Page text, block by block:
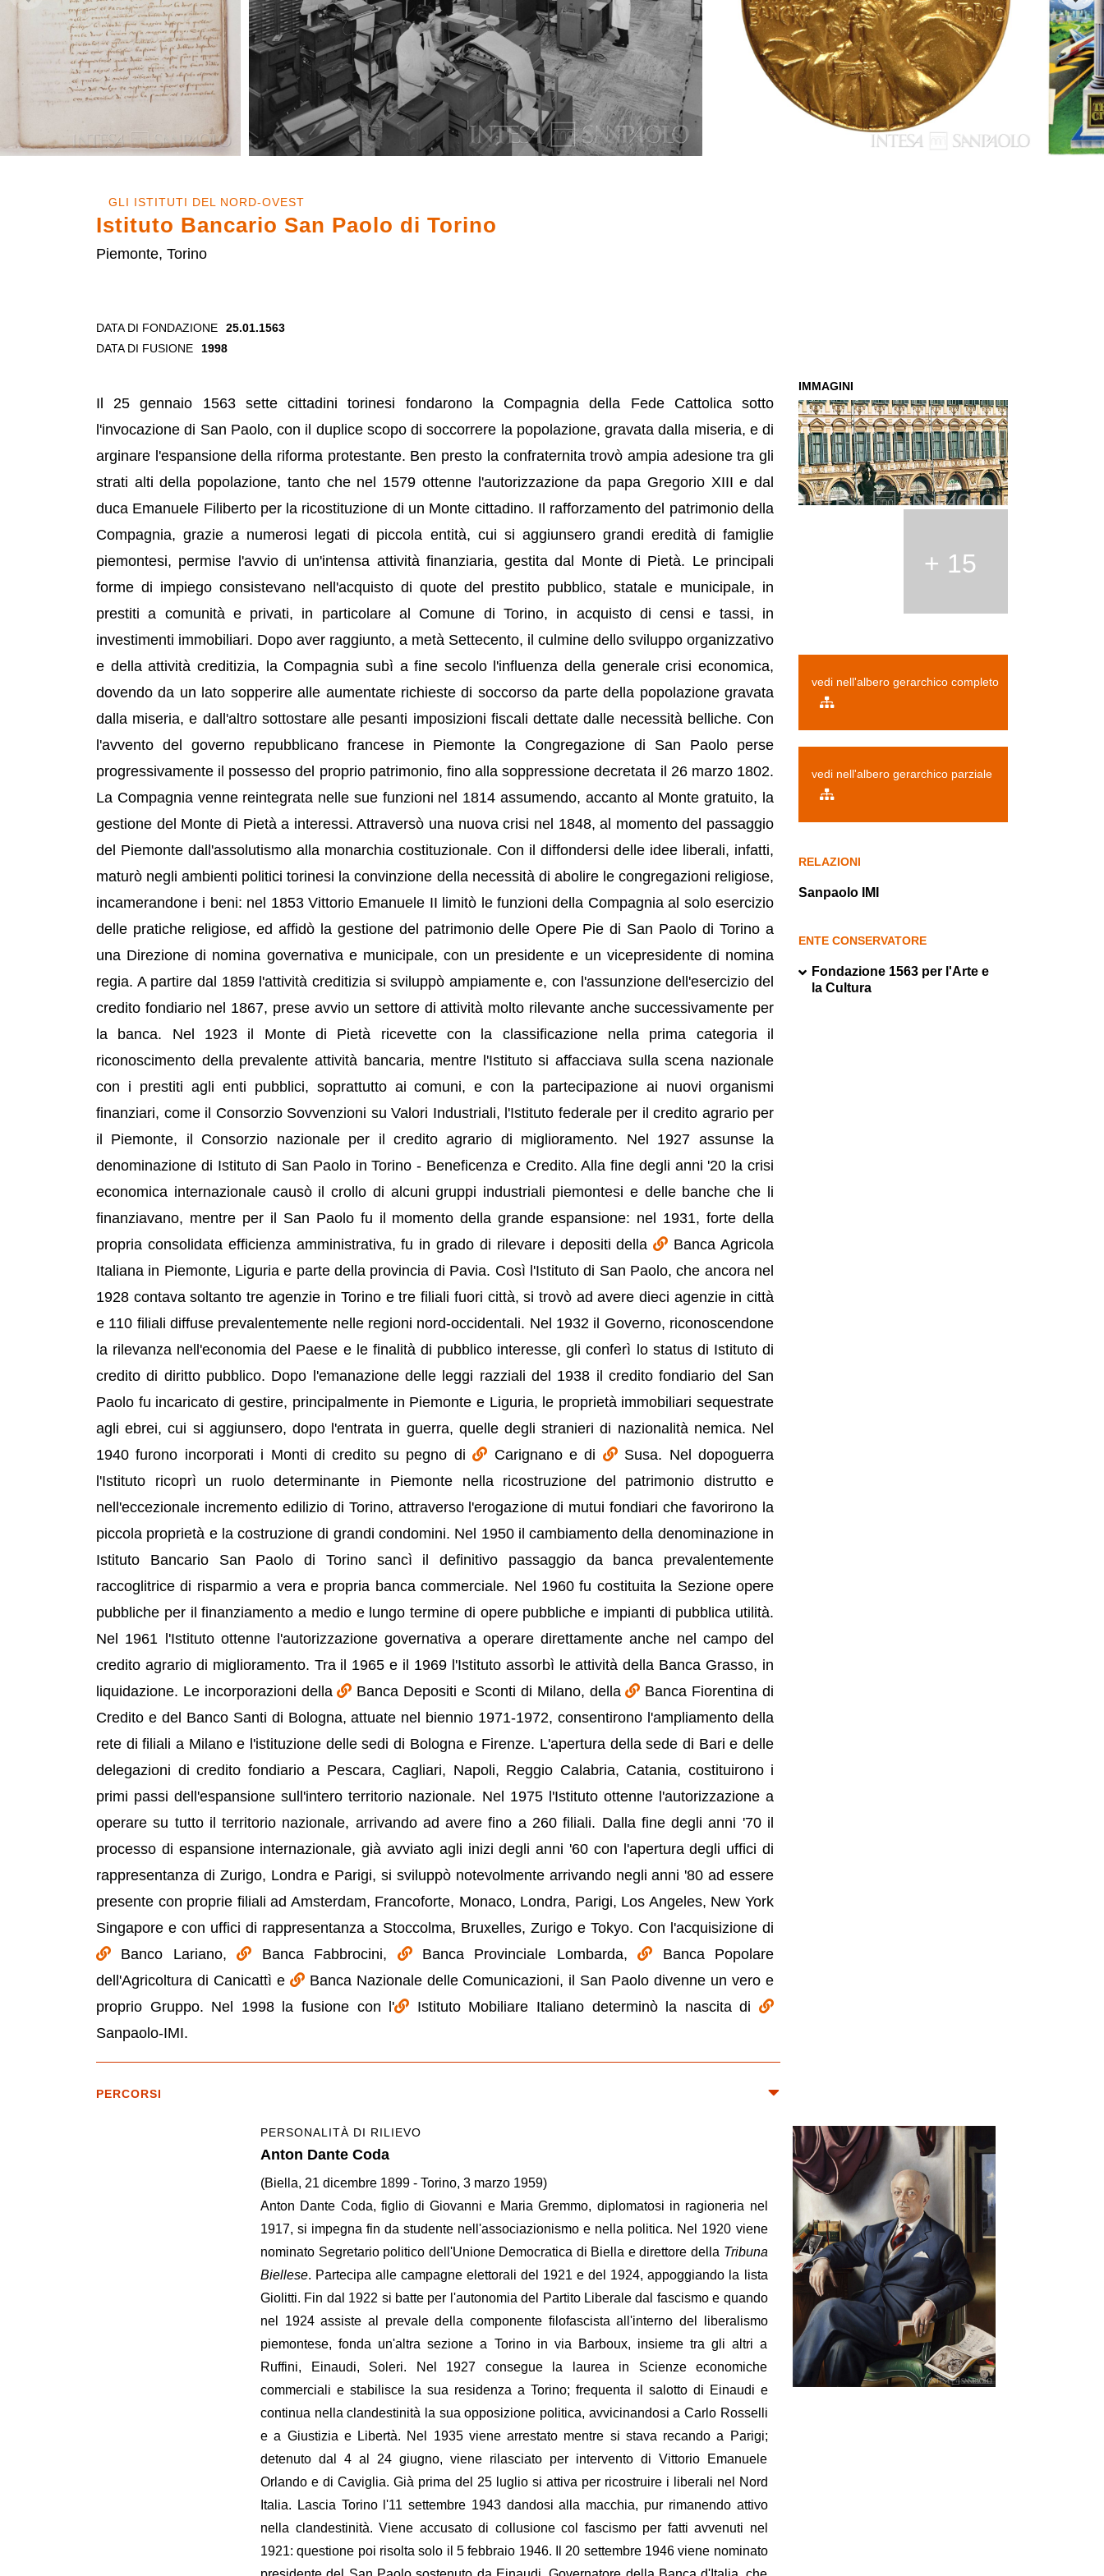
GLI ISTITUTI DEL NORD-OVEST
Istituto Bancario San Paolo di Torino
Piemonte, Torino
DATA DI FONDAZIONE
25.01.1563
DATA DI FUSIONE
1998
Il 25 gennaio 1563 sette cittadini torinesi fondarono la Compagnia della Fede Cattolica sotto
l'invocazione di San Paolo, con il duplice scopo di soccorrere la popolazione, gravata dalla miseria, e di
arginare l'espansione della riforma protestante. Ben presto la confraternita trovò ampia adesione tra gli
strati alti della popolazione, tanto che nel 1579 ottenne l'autorizzazione da papa Gregorio XIII e dal
duca Emanuele Filiberto per la ricostituzione di un Monte cittadino. Il rafforzamento del patrimonio della
Compagnia, grazie a numerosi legati di piccola entità, cui si aggiunsero grandi eredità di famiglie
piemontesi, permise l'avvio di un'intensa attività finanziaria, gestita dal Monte di Pietà. Le principali
forme di impiego consistevano nell'acquisto di quote del prestito pubblico, statale e municipale, in
prestiti a comunità e privati, in particolare al Comune di Torino, in acquisto di censi e tassi, in
investimenti immobiliari. Dopo aver raggiunto, a metà Settecento, il culmine dello sviluppo organizzativo
e della attività creditizia, la Compagnia subì a fine secolo l'influenza della generale crisi economica,
dovendo da un lato sopperire alle aumentate richieste di soccorso da parte della popolazione gravata
dalla miseria, e dall'altro sottostare alle pesanti imposizioni fiscali dettate dalle necessità belliche. Con
l'avvento del governo repubblicano francese in Piemonte la Congregazione di San Paolo perse
progressivamente il possesso del proprio patrimonio, fino alla soppressione decretata il 26 marzo 1802.
La Compagnia venne reintegrata nelle sue funzioni nel 1814 assumendo, accanto al Monte gratuito, la
gestione del Monte di Pietà a interessi. Attraversò una nuova crisi nel 1848, al momento del passaggio
del Piemonte dall'assolutismo alla monarchia costituzionale. Con il diffondersi delle idee liberali, infatti,
maturò negli ambienti politici torinesi la convinzione della necessità di abolire le congregazioni religiose,
incamerandone i beni: nel 1853 Vittorio Emanuele II limitò le funzioni della Compagnia al solo esercizio
delle pratiche religiose, ed affidò la gestione del patrimonio delle Opere Pie di San Paolo di Torino a
una Direzione di nomina governativa e municipale, con un presidente e un vicepresidente di nomina
regia. A partire dal 1859 l'attività creditizia si sviluppò ampiamente e, con l'assunzione dell'esercizio del
credito fondiario nel 1867, prese avvio un settore di attività molto rilevante anche successivamente per
la banca. Nel 1923 il Monte di Pietà ricevette con la classificazione nella prima categoria il
riconoscimento della prevalente attività bancaria, mentre l'Istituto si affacciava sulla scena nazionale
con i prestiti agli enti pubblici, soprattutto ai comuni, e con la partecipazione ai nuovi organismi
finanziari, come il Consorzio Sovvenzioni su Valori Industriali, l'Istituto federale per il credito agrario per
il Piemonte, il Consorzio nazionale per il credito agrario di miglioramento. Nel 1927 assunse la
denominazione di Istituto di San Paolo in Torino - Beneficenza e Credito. Alla fine degli anni '20 la crisi
economica internazionale causò il crollo di alcuni gruppi industriali piemontesi e delle banche che li
finanziavano, mentre per il San Paolo fu il momento della grande espansione: nel 1931, forte della
propria consolidata efficienza amministrativa, fu in grado di rilevare i depositi della
Banca Agricola
Italiana in Piemonte, Liguria e parte della provincia di Pavia. Così l'Istituto di San Paolo, che ancora nel
1928 contava soltanto tre agenzie in Torino e tre filiali fuori città, si trovò ad avere dieci agenzie in città
e 110 filiali diffuse prevalentemente nelle regioni nord-occidentali. Nel 1932 il Governo, riconoscendone
la rilevanza nell'economia del Paese e le finalità di pubblico interesse, gli conferì lo status di Istituto di
credito di diritto pubblico. Dopo l'emanazione delle leggi razziali del 1938 il credito fondiario del San
Paolo fu incaricato di gestire, principalmente in Piemonte e Liguria, le proprietà immobiliari sequestrate
agli ebrei, cui si aggiunsero, dopo l'entrata in guerra, quelle degli stranieri di nazionalità nemica. Nel
1940 furono incorporati i Monti di credito su pegno di
Carignano e di
Susa. Nel dopoguerra
l'Istituto ricoprì un ruolo determinante in Piemonte nella ricostruzione del patrimonio distrutto e
nell'eccezionale incremento edilizio di Torino, attraverso l'erogazione di mutui fondiari che favorirono la
piccola proprietà e la costruzione di grandi condomini. Nel 1950 il cambiamento della denominazione in
Istituto Bancario San Paolo di Torino sancì il definitivo passaggio da banca prevalentemente
raccoglitrice di risparmio a vera e propria banca commerciale. Nel 1960 fu costituita la Sezione opere
pubbliche per il finanziamento a medio e lungo termine di opere pubbliche e impianti di pubblica utilità.
Nel 1961 l'Istituto ottenne l'autorizzazione governativa a operare direttamente anche nel campo del
credito agrario di miglioramento. Tra il 1965 e il 1969 l'Istituto assorbì le attività della Banca Grasso, in
liquidazione. Le incorporazioni della
Banca Depositi e Sconti di Milano, della
Banca Fiorentina di
Credito e del Banco Santi di Bologna, attuate nel biennio 1971-1972, consentirono l'ampliamento della
rete di filiali a Milano e l'istituzione delle sedi di Bologna e Firenze. L'apertura della sede di Bari e delle
delegazioni di credito fondiario a Pescara, Cagliari, Napoli, Reggio Calabria, Catania, costituirono i
primi passi dell'espansione sull'intero territorio nazionale. Nel 1975 l'Istituto ottenne l'autorizzazione a
operare su tutto il territorio nazionale, arrivando ad avere fino a 260 filiali. Dalla fine degli anni '70 il
processo di espansione internazionale, già avviato agli inizi degli anni '60 con l'apertura degli uffici di
rappresentanza di Zurigo, Londra e Parigi, si sviluppò notevolmente arrivando negli anni '80 ad essere
presente con proprie filiali ad Amsterdam, Francoforte, Monaco, Londra, Parigi, Los Angeles, New York
Singapore e con uffici di rappresentanza a Stoccolma, Bruxelles, Zurigo e Tokyo. Con l'acquisizione di
Banco Lariano,
Banca Fabbrocini, Banca Provinciale Lombarda,
Banca Popolare
dell'Agricoltura di Canicattì e
Banca Nazionale delle Comunicazioni, il San Paolo divenne un vero e
proprio Gruppo. Nel 1998 la fusione con l'
Istituto Mobiliare Italiano determinò la nascita di
Sanpaolo-IMI.
IMMAGINI
+ 15
vedi nell'albero gerarchico completo
vedi nell'albero gerarchico parziale
RELAZIONI
Sanpaolo IMI
ENTE CONSERVATORE
Fondazione 1563 per l'Arte e
la Cultura
PERCORSI
PERSONALITÀ DI RILIEVO
Anton Dante Coda
(Biella, 21 dicembre 1899 - Torino, 3 marzo 1959)
Anton Dante Coda, figlio di Giovanni e Maria Gremmo, diplomatosi in ragioneria nel
1917, si impegna fin da studente nell'associazionismo e nella politica. Nel 1920 viene
nominato Segretario politico dell'Unione Democratica di Biella e direttore della Tribuna
Biellese. Partecipa alle campagne elettorali del 1921 e del 1924, appoggiando la lista
Giolitti. Fin dal 1922 si batte per l'autonomia del Partito Liberale dal fascismo e quando
nel 1924 assiste al prevale della componente filofascista all'interno del liberalismo
piemontese, fonda un'altra sezione a Torino in via Barboux, insieme tra gli altri a
Ruffini, Einaudi, Soleri. Nel 1927 consegue la laurea in Scienze economiche
commerciali e stabilisce la sua residenza a Torino; frequenta il salotto di Einaudi e
continua nella clandestinità la sua opposizione politica, avvicinandosi a Carlo Rosselli
e a Giustizia e Libertà. Nel 1935 viene arrestato mentre si stava recando a Parigi;
detenuto dal 4 al 24 giugno, viene rilasciato per intervento di Vittorio Emanuele
Orlando e di Caviglia. Già prima del 25 luglio si attiva per ricostruire i liberali nel Nord
Italia. Lascia Torino l'11 settembre 1943 dandosi alla macchia, pur rimanendo attivo
nella clandestinità. Viene accusato di collusione col fascismo per fatti avvenuti nel
1921: questione poi risolta solo il 5 febbraio 1946. Il 20 settembre 1946 viene nominato